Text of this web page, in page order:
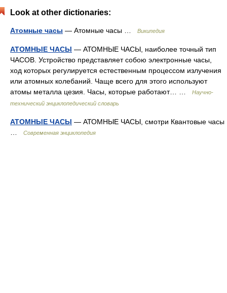
Look at other dictionaries:
Атомные часы — Атомные часы … Википедия
АТОМНЫЕ ЧАСЫ — АТОМНЫЕ ЧАСЫ, наиболее точный тип
ЧАСОВ. Устройство представляет собою электронные часы,
ход которых регулируется естественным процессом излучения
или атомных колебаний. Чаще всего для этого используют
атомы металла цезия. Часы, которые работают… …
Научно-
технический энциклопедический словарь
АТОМНЫЕ ЧАСЫ — АТОМНЫЕ ЧАСЫ, смотри Квантовые часы
Современная энциклопедия